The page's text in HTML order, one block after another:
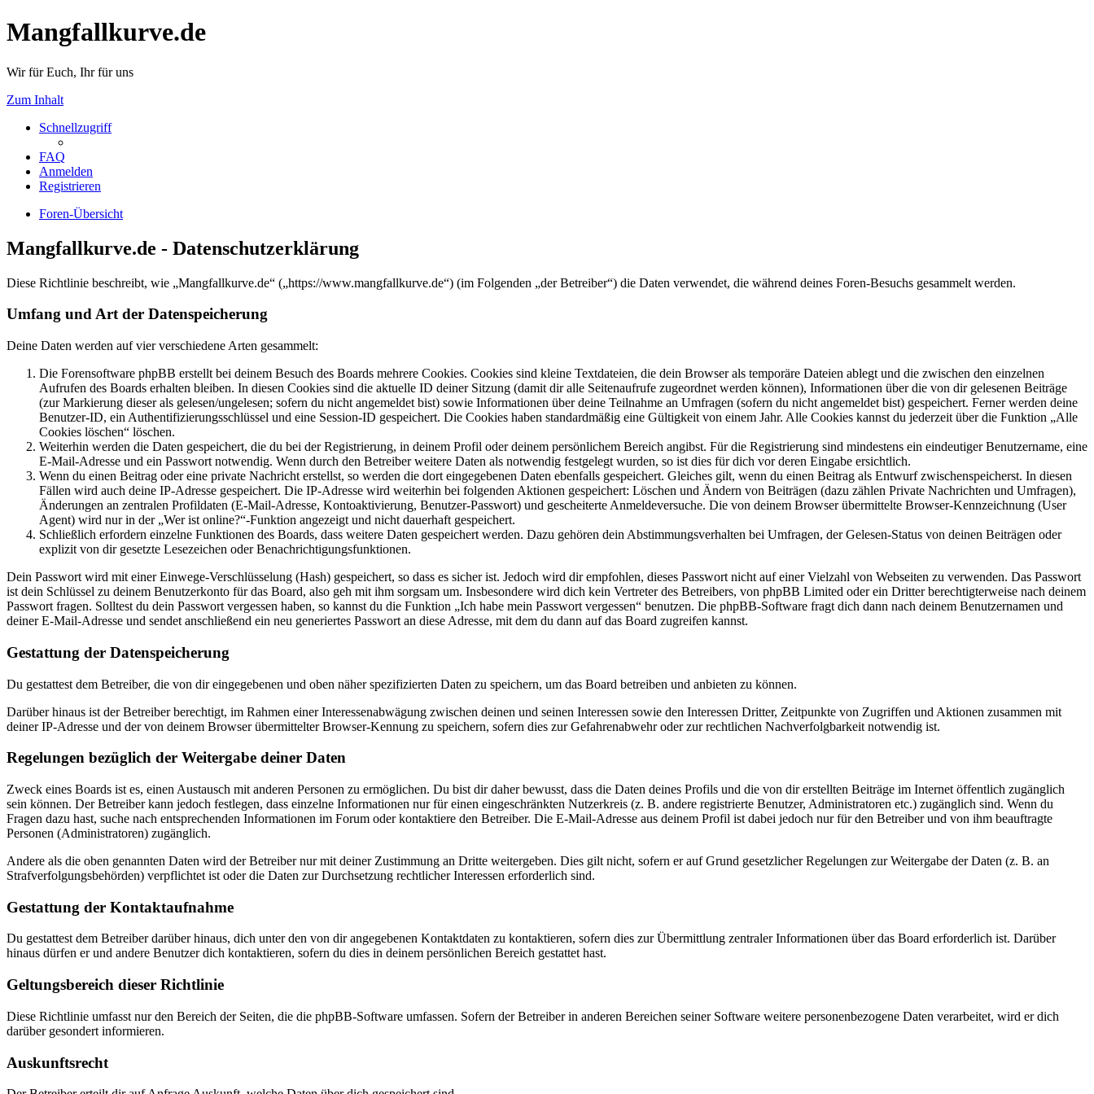
Mangfallkurve.de
Wir für Euch, Ihr für uns
Zum Inhalt
Schnellzugriff
FAQ
Anmelden
Registrieren
Foren-Übersicht
Mangfallkurve.de - Datenschutzerklärung
Diese Richtlinie beschreibt, wie „Mangfallkurve.de“ („https://www.mangfallkurve.de“) (im Folgenden „der Betreiber“) die Daten verwendet, die während deines Foren-Besuchs gesammelt werden.
Umfang und Art der Datenspeicherung
Deine Daten werden auf vier verschiedene Arten gesammelt:
Die Forensoftware phpBB erstellt bei deinem Besuch des Boards mehrere Cookies. Cookies sind kleine Textdateien, die dein Browser als temporäre Dateien ablegt und die zwischen den einzelnen
Aufrufen des Boards erhalten bleiben. In diesen Cookies sind die aktuelle ID deiner Sitzung (damit dir alle Seitenaufrufe zugeordnet werden können), Informationen über die von dir gelesenen Beiträge
(zur Markierung dieser als gelesen/ungelesen; sofern du nicht angemeldet bist) sowie Informationen über deine Teilnahme an Umfragen (sofern du nicht angemeldet bist) gespeichert. Ferner werden deine
Benutzer-ID, ein Authentifizierungsschlüssel und eine Session-ID gespeichert. Die Cookies haben standardmäßig eine Gültigkeit von einem Jahr. Alle Cookies kannst du jederzeit über die Funktion „Alle
Cookies löschen“ löschen.
Weiterhin werden die Daten gespeichert, die du bei der Registrierung, in deinem Profil oder deinem persönlichem Bereich angibst. Für die Registrierung sind mindestens ein eindeutiger Benutzername, eine
E-Mail-Adresse und ein Passwort notwendig. Wenn durch den Betreiber weitere Daten als notwendig festgelegt wurden, so ist dies für dich vor deren Eingabe ersichtlich.
Wenn du einen Beitrag oder eine private Nachricht erstellst, so werden die dort eingegebenen Daten ebenfalls gespeichert. Gleiches gilt, wenn du einen Beitrag als Entwurf zwischenspeicherst. In diesen
Fällen wird auch deine IP-Adresse gespeichert. Die IP-Adresse wird weiterhin bei folgenden Aktionen gespeichert: Löschen und Ändern von Beiträgen (dazu zählen Private Nachrichten und Umfragen),
Änderungen an zentralen Profildaten (E-Mail-Adresse, Kontoaktivierung, Benutzer-Passwort) und gescheiterte Anmeldeversuche. Die von deinem Browser übermittelte Browser-Kennzeichnung (User
Agent) wird nur in der „Wer ist online?“-Funktion angezeigt und nicht dauerhaft gespeichert.
Schließlich erfordern einzelne Funktionen des Boards, dass weitere Daten gespeichert werden. Dazu gehören dein Abstimmungsverhalten bei Umfragen, der Gelesen-Status von deinen Beiträgen oder
explizit von dir gesetzte Lesezeichen oder Benachrichtigungsfunktionen.
Dein Passwort wird mit einer Einwege-Verschlüsselung (Hash) gespeichert, so dass es sicher ist. Jedoch wird dir empfohlen, dieses Passwort nicht auf einer Vielzahl von Webseiten zu verwenden. Das Passwort
ist dein Schlüssel zu deinem Benutzerkonto für das Board, also geh mit ihm sorgsam um. Insbesondere wird dich kein Vertreter des Betreibers, von phpBB Limited oder ein Dritter berechtigterweise nach deinem
Passwort fragen. Solltest du dein Passwort vergessen haben, so kannst du die Funktion „Ich habe mein Passwort vergessen“ benutzen. Die phpBB-Software fragt dich dann nach deinem Benutzernamen und
deiner E-Mail-Adresse und sendet anschließend ein neu generiertes Passwort an diese Adresse, mit dem du dann auf das Board zugreifen kannst.
Gestattung der Datenspeicherung
Du gestattest dem Betreiber, die von dir eingegebenen und oben näher spezifizierten Daten zu speichern, um das Board betreiben und anbieten zu können.
Darüber hinaus ist der Betreiber berechtigt, im Rahmen einer Interessenabwägung zwischen deinen und seinen Interessen sowie den Interessen Dritter, Zeitpunkte von Zugriffen und Aktionen zusammen mit
deiner IP-Adresse und der von deinem Browser übermittelter Browser-Kennung zu speichern, sofern dies zur Gefahrenabwehr oder zur rechtlichen Nachverfolgbarkeit notwendig ist.
Regelungen bezüglich der Weitergabe deiner Daten
Zweck eines Boards ist es, einen Austausch mit anderen Personen zu ermöglichen. Du bist dir daher bewusst, dass die Daten deines Profils und die von dir erstellten Beiträge im Internet öffentlich zugänglich
sein können. Der Betreiber kann jedoch festlegen, dass einzelne Informationen nur für einen eingeschränkten Nutzerkreis (z. B. andere registrierte Benutzer, Administratoren etc.) zugänglich sind. Wenn du
Fragen dazu hast, suche nach entsprechenden Informationen im Forum oder kontaktiere den Betreiber. Die E-Mail-Adresse aus deinem Profil ist dabei jedoch nur für den Betreiber und von ihm beauftragte
Personen (Administratoren) zugänglich.
Andere als die oben genannten Daten wird der Betreiber nur mit deiner Zustimmung an Dritte weitergeben. Dies gilt nicht, sofern er auf Grund gesetzlicher Regelungen zur Weitergabe der Daten (z. B. an
Strafverfolgungsbehörden) verpflichtet ist oder die Daten zur Durchsetzung rechtlicher Interessen erforderlich sind.
Gestattung der Kontaktaufnahme
Du gestattest dem Betreiber darüber hinaus, dich unter den von dir angegebenen Kontaktdaten zu kontaktieren, sofern dies zur Übermittlung zentraler Informationen über das Board erforderlich ist. Darüber
hinaus dürfen er und andere Benutzer dich kontaktieren, sofern du dies in deinem persönlichen Bereich gestattet hast.
Geltungsbereich dieser Richtlinie
Diese Richtlinie umfasst nur den Bereich der Seiten, die die phpBB-Software umfassen. Sofern der Betreiber in anderen Bereichen seiner Software weitere personenbezogene Daten verarbeitet, wird er dich
darüber gesondert informieren.
Auskunftsrecht